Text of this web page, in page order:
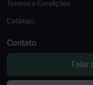
Termos e Condições
Catálogo
Contato
Falar